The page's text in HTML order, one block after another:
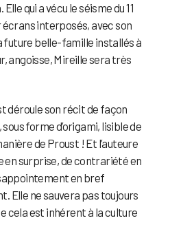
qui a vécu le séisme du 11
écrans interposés, avec son
future belle-famille installés à
angoisse, Mireille sera très
déroule son récit de façon
forme d’origami, lisible de
de Proust ! Et l’auteure
en surprise, de contrariété en
en bref
Elle ne sauvera pas toujours
cela est inhérent à la culture